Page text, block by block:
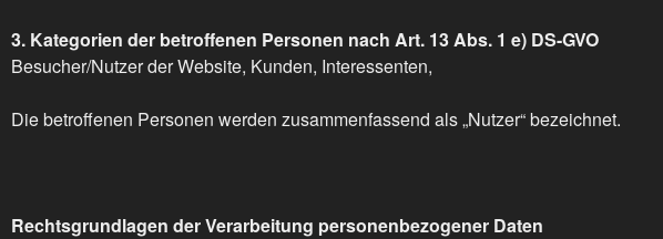
3. Kategorien der betroffenen Personen nach Art. 13 Abs. 1 e) DS-GVO
Besucher/Nutzer der Website, Kunden, Interessenten,
Die betroffenen Personen werden zusammenfassend als „Nutzer“ bezeichnet.
Rechtsgrundlagen der Verarbeitung personenbezogener Daten